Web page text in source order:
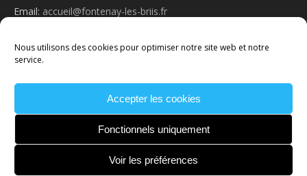
Nous utilisons des cookies pour optimiser notre site web et notre
service.
Accepter les cookies
Fonctionnels uniquement
Voir les préférences
Email: accueil@fontenay-les-briis.fr
NOUS CONTACTER
LÉGALES
POLITIQUE DE COOKIES
CONDITIONS
GÉNÉRALES